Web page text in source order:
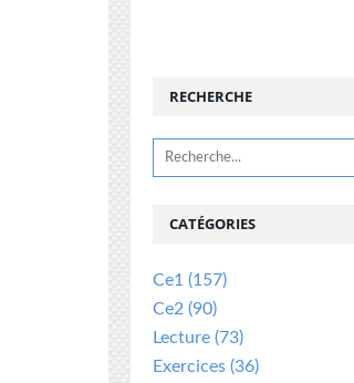
RECHERCHE
CATÉGORIES
Ce1 (157)
Ce2 (90)
Lecture (73)
Exercices (36)